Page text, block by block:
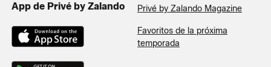
App de Privé by Zalando Privé by Zalando Magazine
Favoritos de la próxima
temporada